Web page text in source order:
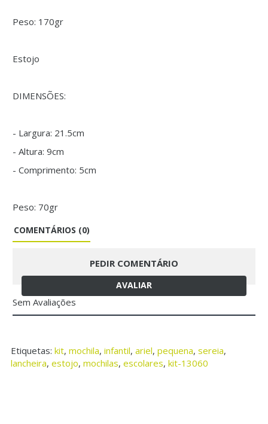
Peso: 170gr
Estojo
DIMENSÕES:
- Largura: 21.5cm
- Altura: 9cm
- Comprimento: 5cm
Peso: 70gr
COMENTÁRIOS (0)
PEDIR COMENTÁRIO
AVALIAR
Sem Avaliações
Etiquetas: kit, mochila, infantil, ariel, pequena, sereia,
lancheira, estojo, mochilas, escolares, kit-13060